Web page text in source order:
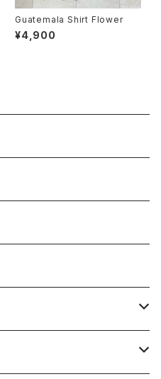
Guatemala Shirt Flower
¥4,900